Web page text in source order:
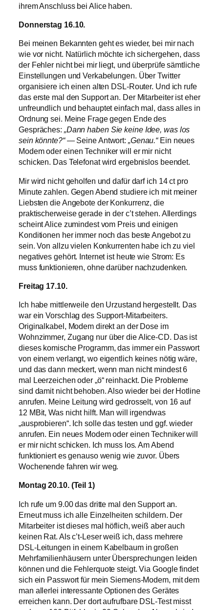
ihrem Anschluss bei Alice haben.
Donnerstag 16.10.
Bei meinen Bekannten geht es wieder, bei mir nach
wie vor nicht. Natürlich möchte ich sichergehen, dass
der Fehler nicht bei mir liegt, und überprüfe sämtliche
Einstellungen und Verkabelungen. Über Twitter
organisiere ich einen alten DSL-Router. Und ich rufe
das erste mal den Support an. Der Mitarbeiter ist eher
unfreundlich und behauptet einfach mal, dass alles in
Ordnung sei. Meine Frage gegen Ende des
Gespräches: „Dann haben Sie keine Idee, was los
sein könnte?“— Seine Antwort: „Genau.“Ein neues
Modem oder einen Techniker will er mir nicht
schicken. Das Telefonat wird ergebnislos beendet.
Mir wird nicht geholfen und dafür darf ich 14 ct pro
Minute zahlen. Gegen Abend studiere ich mit meiner
Liebsten die Angebote der Konkurrenz, die
praktischerweise gerade in der c’t stehen. Allerdings
scheint Alice zumindest vom Preis und einigen
Konditionen her immer noch das beste Angebot zu
sein. Von allzu vielen Konkurrenten habe ich zu viel
negatives gehört. Internet ist heute wie Strom: Es
muss funktionieren, ohne darüber nachzudenken.
Freitag 17.10.
Ich habe mittlerweile den Urzustand hergestellt. Das
war ein Vorschlag des Support-Mitarbeiters.
Originalkabel, Modem direkt an der Dose im
Wohnzimmer, Zugang nur über die Alice-CD. Das ist
dieses komische Programm, das immer ein Passwort
von einem verlangt, wo eigentlich keines nötig wäre,
und das dann meckert, wenn man nicht mindest 6
mal Leerzeichen oder „ö“ reinhackt. Die Probleme
sind damit nicht behoben. Also wieder bei der Hotline
anrufen. Meine Leitung wird gedrosselt, von 16 auf
12 MBit, Was nicht hilft. Man will irgendwas
„ausprobieren“. Ich solle das testen und ggf. wieder
anrufen. Ein neues Modem oder einen Techniker will
er mir nicht schicken. Ich muss los. Am Abend
funktioniert es genauso wenig wie zuvor. Übers
Wochenende fahren wir weg.
Montag 20.10. (Teil 1)
Ich rufe um 9.00 das dritte mal den Support an.
Erneut muss ich alle Einzelheiten schildern. Der
Mitarbeiter ist dieses mal höflich, weiß aber auch
keinen Rat. Als c’t-Leser weiß ich, dass mehrere
DSL-Leitungen in einem Kabelbaum in großen
Mehrfamilienhäusern unter Übersprechungen leiden
können und die Fehlerquote steigt. Via Google findet
sich ein Passwort für mein Siemens-Modem, mit dem
man allerlei interessante Optionen des Gerätes
erreichen kann. Der dort aufrufbare DSL-Test misst